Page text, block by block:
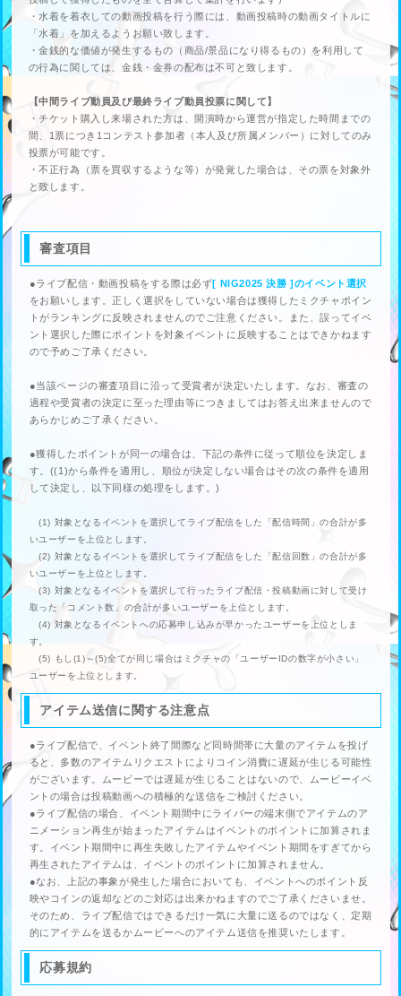
・水着を着衣しての動画投稿を行う際には、動画投稿時の動画タイトルに
「水着」を加えるようお願い致します。
・金銭的な価値が発生するもの（商品/景品になり得るもの）を利用して
の行為に関しては、金銭・金券の配布は不可と致します。
【中間ライブ動員及び最終ライブ動員投票に関して】
・チケット購入し来場された方は、開演時から運営が指定した時間までの
間、1票につき1コンテスト参加者（本人及び所属メンバー）に対してのみ
投票が可能です。
・不正行為（票を買収するような等）が発覚した場合は、その票を対象外
と致します。
審査項目
●ライブ配信・動画投稿をする際は必ず[ NIG2025 決勝 ]のイベント選択
をお願いします。正しく選択をしていない場合は獲得したミクチャポイン
トがランキングに反映されませんのでご注意ください。また、誤ってイベ
ント選択した際にポイントを対象イベントに反映することはできかねます
ので予めご了承ください。
●当該ページの審査項目に沿って受賞者が決定いたします。なお、審査の
過程や受賞者の決定に至った理由等につきましてはお答え出来ませんので
あらかじめご了承ください。
●獲得したポイントが同一の場合は、下記の条件に従って順位を決定しま
す。((1)から条件を適用し、順位が決定しない場合はその次の条件を適用
して決定し、以下同様の処理をします。)
(1) 対象となるイベントを選択してライブ配信をした「配信時間」の合計が多
いユーザーを上位とします。
(2) 対象となるイベントを選択してライブ配信をした「配信回数」の合計が多
いユーザーを上位とします。
(3) 対象となるイベントを選択して行ったライブ配信・投稿動画に対して受け
取った「コメント数」の合計が多いユーザーを上位とします。
(4) 対象となるイベントへの応募申し込みが早かったユーザーを上位としま
す。
(5) もし(1)～(5)全てが同じ場合はミクチャの「ユーザーIDの数字が小さい」
ユーザーを上位とします。
アイテム送信に関する注意点
●ライブ配信で、イベント終了間際など同時間帯に大量のアイテムを投げ
ると、多数のアイテムリクエストによりコイン消費に遅延が生じる可能性
がございます。ムービーでは遅延が生じることはないので、ムービーイベ
ントの場合は投稿動画への積極的な送信をご検討ください。
●ライブ配信の場合、イベント期間中にライバーの端末側でアイテムのア
ニメーション再生が始まったアイテムはイベントのポイントに加算されま
す。イベント期間中に再生失敗したアイテムやイベント期間をすぎてから
再生されたアイテムは、イベントのポイントに加算されません。
●なお、上記の事象が発生した場合においても、イベントへのポイント反
映やコインの返却などのご対応は出来かねますのでご了承くださいませ。
そのため、ライブ配信ではできるだけ一気に大量に送るのではなく、定期
的にアイテムを送るかムービーへのアイテム送信を推奨いたします。
応募規約